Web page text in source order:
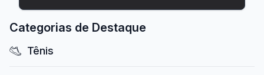
Categorias de Destaque
Tênis